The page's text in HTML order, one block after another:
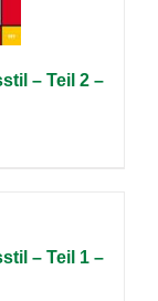
– Teil 2 –
– Teil 1 –